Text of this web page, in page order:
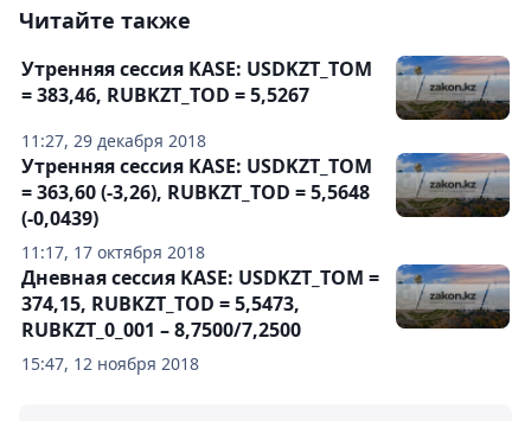
Читайте также
11:27, 29 декабря 2018
Утренняя сессия KASE: USDKZT_ТОМ
= 383,46, RUBKZT_TOD = 5,5267
11:17, 17 октября 2018
Утренняя сессия KASE: USDKZT_ТОМ
= 363,60 (-3,26), RUBKZT_TOD = 5,5648
(-0,0439)
15:47, 12 ноября 2018
Дневная сессия KASE: USDKZT_ТОМ =
374,15, RUBKZT_TOD = 5,5473,
RUBKZT_0_001 – 8,7500/7,2500